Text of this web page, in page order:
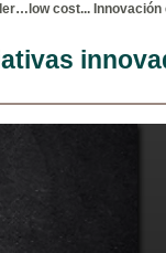
cost...